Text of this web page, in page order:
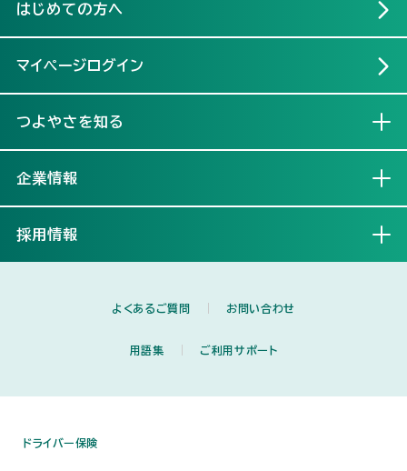
はじめての方へ
マイページログイン
つよやさを知る
企業情報
採用情報
よくあるご質問 お問い合わせ
用語集 ご利用サポート
ドライバー保険